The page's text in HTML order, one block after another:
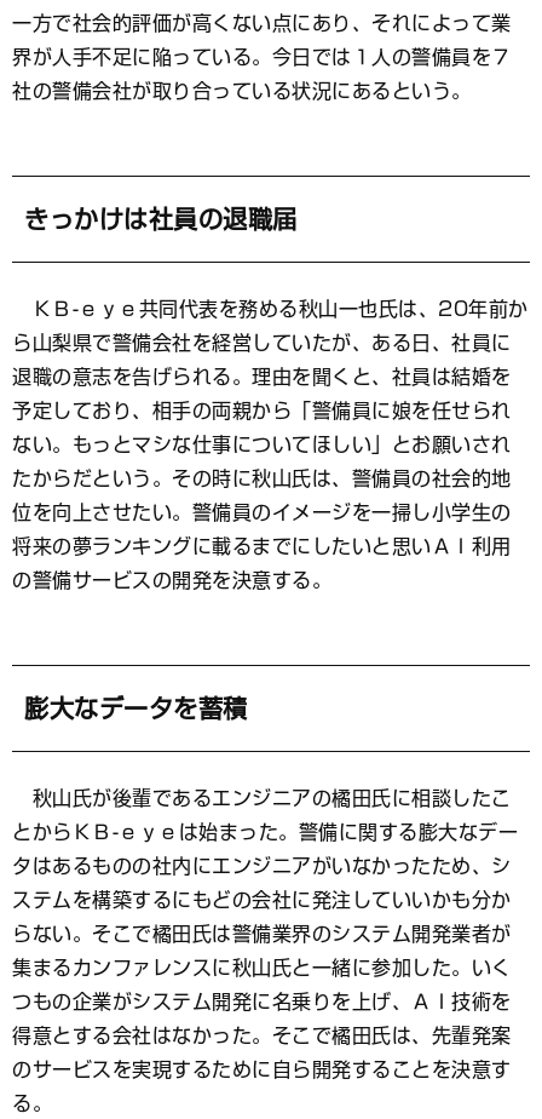
一方で社会的評価が高くない点にあり、それによって業
界が人手不足に陥っている。今日では１人の警備員を７
社の警備会社が取り合っている状況にあるという。
きっかけは社員の退職届
ＫＢ-ｅｙｅ共同代表を務める秋山一也氏は、20年前か
ら山梨県で警備会社を経営していたが、ある日、社員に
退職の意志を告げられる。理由を聞くと、社員は結婚を
予定しており、相手の両親から「警備員に娘を任せられ
ない。もっとマシな仕事についてほしい」とお願いされ
たからだという。その時に秋山氏は、警備員の社会的地
位を向上させたい。警備員のイメージを一掃し小学生の
将来の夢ランキングに載るまでにしたいと思いＡＩ利用
の警備サービスの開発を決意する。
膨大なデータを蓄積
秋山氏が後輩であるエンジニアの橘田氏に相談したこ
とからＫＢ-ｅｙｅは始まった。警備に関する膨大なデー
タはあるものの社内にエンジニアがいなかったため、シ
ステムを構築するにもどの会社に発注していいかも分か
らない。そこで橘田氏は警備業界のシステム開発業者が
集まるカンファレンスに秋山氏と一緒に参加した。いく
つもの企業がシステム開発に名乗りを上げ、ＡＩ技術を
得意とする会社はなかった。そこで橘田氏は、先輩発案
のサービスを実現するために自ら開発することを決意す
る。